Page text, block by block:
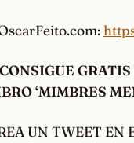
‘MIMBRES
UN TWEET EN